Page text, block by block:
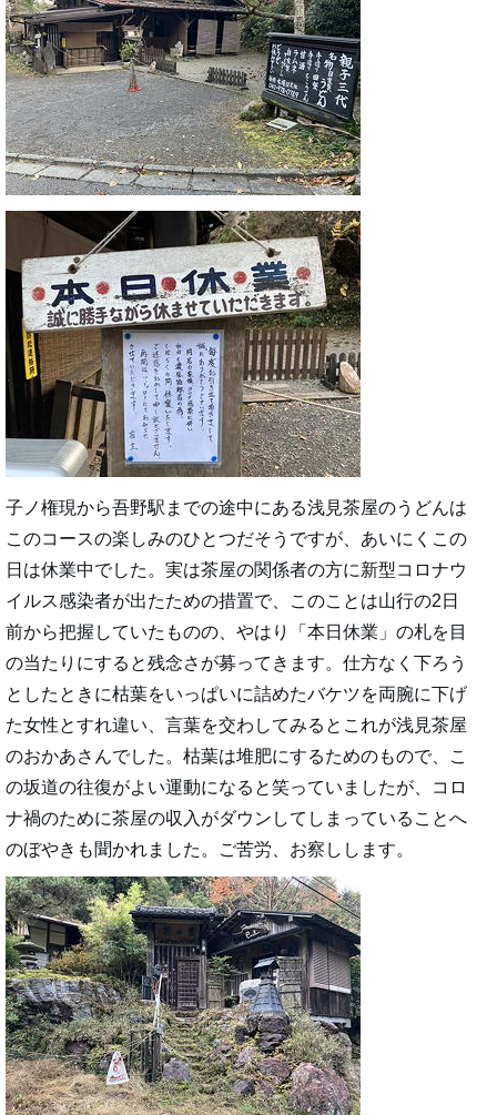
子ノ権現から吾野駅までの途中にある浅見茶屋のうどんは
このコースの楽しみのひとつだそうですが、あいにくこの
日は休業中でした。実は茶屋の関係者の方に新型コロナウ
イルス感染者が出たための措置で、このことは山行の2日
前から把握していたものの、やはり「本日休業」の札を目
の当たりにすると残念さが募ってきます。仕方なく下ろう
としたときに枯葉をいっぱいに詰めたバケツを両腕に下げ
た女性とすれ違い、言葉を交わしてみるとこれが浅見茶屋
のおかあさんでした。枯葉は堆肥にするためのもので、こ
の坂道の往復がよい運動になると笑っていましたが、コロ
ナ禍のために茶屋の収入がダウンしてしまっていることへ
のぼやきも聞かれました。ご苦労、お察しします。